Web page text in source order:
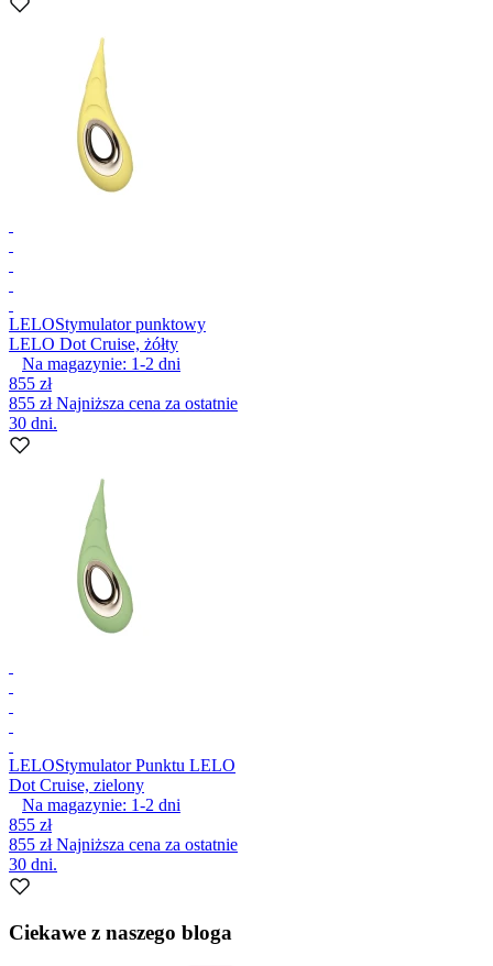
LELOStymulator punktowy
LELO Dot Cruise, żółty
Na magazynie: 1-2 dni
855 zł
855 złNajniższa cena za ostatnie
30 dni.
LELOStymulator Punktu LELO
Dot Cruise, zielony
Na magazynie: 1-2 dni
855 zł
855 złNajniższa cena za ostatnie
30 dni.
Ciekawe z naszego bloga